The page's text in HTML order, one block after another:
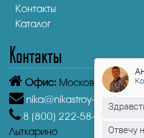
Контакты
Каталог
Контакты
Офис: Московская
nika@nikastroy-msk.ru
8 (800) 222-58-30
Лыткарино